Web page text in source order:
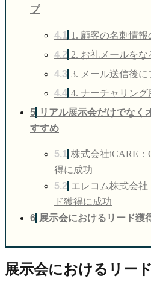
プ
4.1 1. 顧客の名刺情
4.2 2. お礼メールを
4.3 3. メール送信後
4.4 4. ナーチャリン
5 リアル展示会だけでなく
すすめ
5.1 株式会社iCARE：
得に成功
5.2 エレコム株式会
ド獲得に成功
6 展示会におけるリード獲
展示会におけるリー